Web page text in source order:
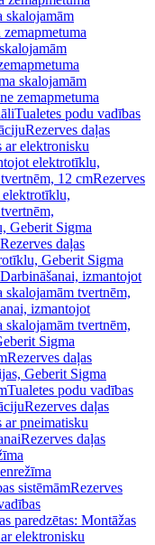
skalojamām
skalojamām
zemapmetuma
Tualetes podu vadības
Rezerves daļas
ar elektronisku
elektrotīklu,
12 cmRezerves
elektrotīklu,
Geberit Sigma
Rezerves daļas
Geberit Sigma
Darbināšanai, izmantojot
tvertnēm,
izmantojot
tvertnēm,
Sigma
Rezerves daļas
Geberit Sigma
Tualetes podu vadības
Rezerves daļas
ar pneimatisku
Rezerves daļas
sistēmāmRezerves
paredzētas: Montāžas
elektronisku